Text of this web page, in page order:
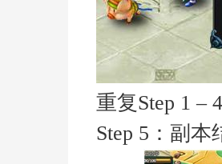
重复Step 1–4
Step 5 ： 副本